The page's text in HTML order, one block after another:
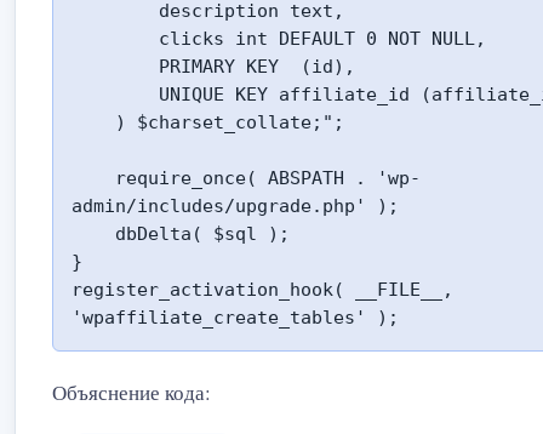
admin/includes/upgrade.php' );
}
register_activation_hook( __FILE__,
'wpaffiliate_create_tables' );
Объяснение кода: